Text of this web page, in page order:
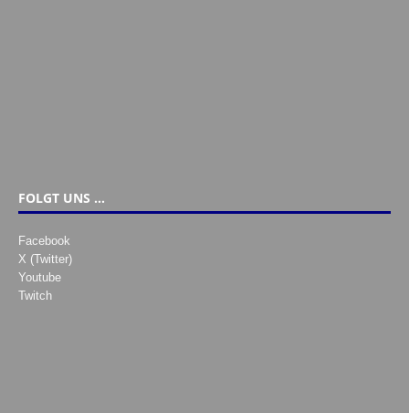
FOLGT UNS …
Facebook
X (Twitter)
Youtube
Twitch